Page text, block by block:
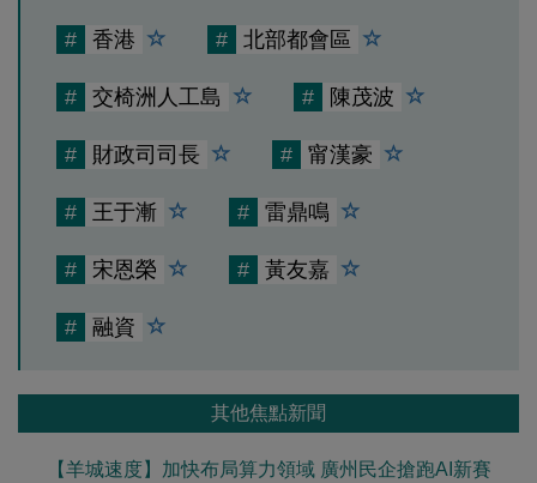
# 香港 # 北部都會區
# 交椅洲人工島 # 陳茂波
# 財政司司長 # 甯漢豪
# 王于漸 # 雷鼎鳴
# 宋恩榮 # 黃友嘉
# 融資
其他焦點新聞
【羊城速度】加快布局算力領域 廣州民企搶跑AI新賽